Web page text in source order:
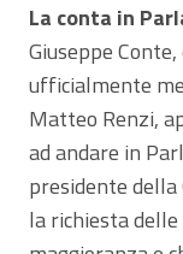
La conta in
Giuseppe
ufficialmente
Matteo Renzi,
ad andare in
presidente della
la richiesta